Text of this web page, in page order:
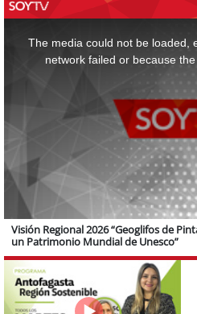
The media could not be loaded,
network failed or because
Visión Regional 2026 “Geoglifos de
un Patrimonio Mundial de Unesco”